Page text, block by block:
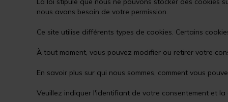
nous avons besoin de votre permission.
Ce site utilise différents types de cookies. Certains
À tout moment, vous pouvez modifier ou retirer votre
En savoir plus sur qui nous sommes, comment vous
Veuillez indiquer l'identifiant de votre consentement et